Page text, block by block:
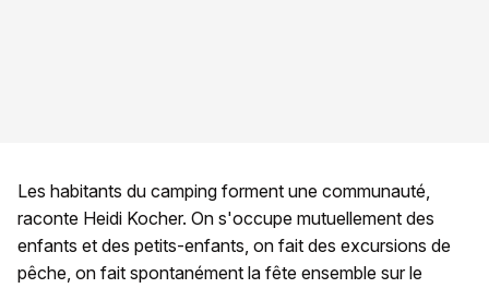
Les habitants du camping forment une communauté,
raconte Heidi Kocher. On s'occupe mutuellement des
enfants et des petits-enfants, on fait des excursions de
pêche, on fait spontanément la fête ensemble sur le